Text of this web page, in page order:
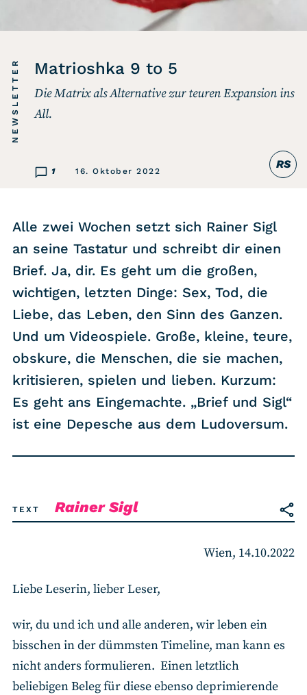
Hören
Alle Podcasts
WASTED WEEKLY
Last Game Standing
Top 5
Random
RSS-Feed
COMMUNITY
IMPRESSUM
DATENSCHUTZ
KONTAKT
Matrioshka 9 to 5
Die Matrix als Alternative zur teuren Expansion ins
All.
1 16. Oktober 2022
NEWSLETTER
RS
Alle zwei Wochen setzt sich Rainer Sigl
an seine Tastatur und schreibt dir einen
Brief. Ja, dir. Es geht um die großen,
wichtigen, letzten Dinge: Sex, Tod, die
Liebe, das Leben, den Sinn des Ganzen.
Und um Videospiele. Große, kleine, teure,
obskure, die Menschen, die sie machen,
kritisieren, spielen und lieben. Kurzum:
Es geht ans Eingemachte. „Brief und Sigl“
ist eine Depesche aus dem Ludoversum.
TEXT Rainer Sigl
Wien, 14.10.2022
Liebe Leserin, lieber Leser,
wir, du und ich und alle anderen, wir leben ein
bisschen in der dümmsten Timeline, man kann es
nicht anders formulieren. Einen letztlich
beliebigen Beleg für diese ebenso deprimierende